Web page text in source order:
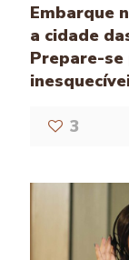
Embarque
a cidade
Prepare-
3